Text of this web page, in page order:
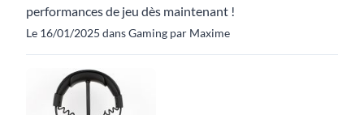
performances de jeu dès maintenant !
Le 16/01/2025 dans Gaming par Maxime